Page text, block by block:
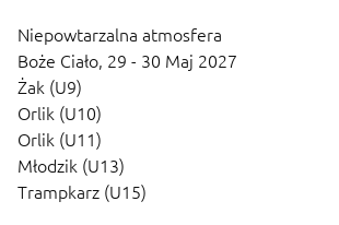
Niepowtarzalna atmosfera
Boże Ciało, 29 - 30 Maj 2027
Żak (U9)
Orlik (U10)
Orlik (U11)
Młodzik (U13)
Trampkarz (U15)